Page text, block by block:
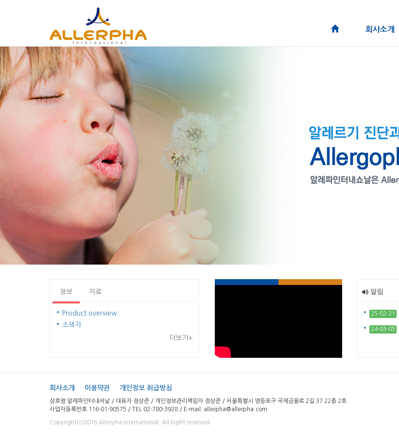
회사소개
정보 자료
Product overview
소책자
더보기+
알림
25-02-21
24-03-05
회사소개 이용약관 개인정보 취급방침
상호명 알레파인터내셔날 / 대표자 정상준 / 개인정보관리책임자 정상준 / 서울특별시 영등포구 국제금융로 2길 37 22층 2호
사업자등록번호 116-01-90575 / TEL 02-780-3928 / E-mail: allerpha@allerpha.com
Copyright(c)2016 Allerpha International. All Right reserved.